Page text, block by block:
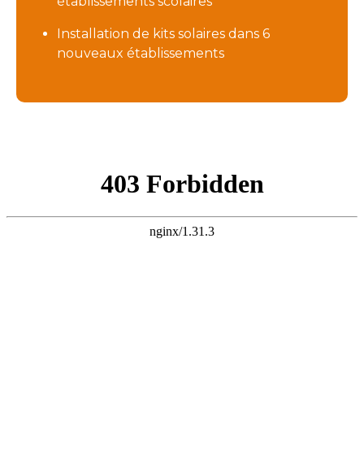
Installation de kits solaires dans 6
nouveaux établissements